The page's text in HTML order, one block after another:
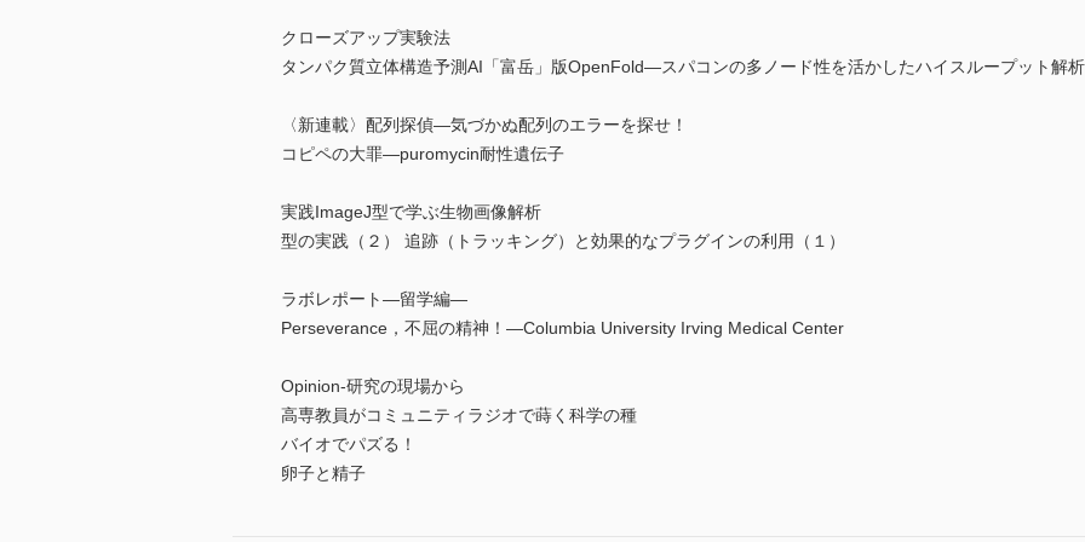
クローズアップ実験法
タンパク質立体構造予測AI「富岳」版OpenFold―スパコンの多ノード性を活かしたハイスループット解
〈新連載〉配列探偵―気づかぬ配列のエラーを探せ！
コピペの大罪―puromycin耐性遺伝子
実践ImageJ型で学ぶ生物画像解析
型の実践（２） 追跡（トラッキング）と効果的なプラグインの利用（１）
ラボレポート―留学編―
Perseverance，不屈の精神！―Columbia University Irving Medical Center
Opinion-研究の現場から
高専教員がコミュニティラジオで蒔く科学の種
バイオでパズる！
卵子と精子